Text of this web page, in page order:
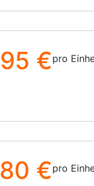
95 €pro
80 €pro